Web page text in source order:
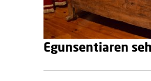
Egunsentiaren